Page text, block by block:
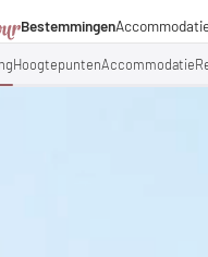
Bestemmingen
Italië
Duitsland
Zwitserland
Culinaire hoogstandjes
Magazine
HoogtepuntenAccommodatie